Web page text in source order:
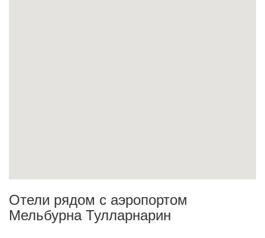
Отели рядом с аэропортом
Мельбурна Тулларнарин